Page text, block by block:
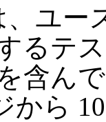
、ユー
るテ
含ん
から